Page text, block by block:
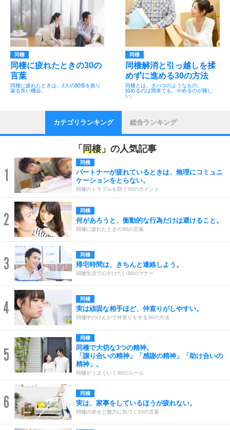
同棲
同棲に疲れたときの30の
言葉
同棲に疲れたときは、2人の関係を振り
返る良い機会。
同棲
同棲解消と引っ越しを揉
めずに進める30の方法
同棲とは、タバコのようなもの。
始めるのは簡単でも、やめるのが難し
い。
カテゴリランキング 総合ランキング
「 同棲」の人気記事
1
同棲
パートナーが疲れているときは、無理にコミュニ
ケーションをとらない。
同棲のトラブルを防ぐ30のポイント
2 同棲
何があろうと、衝動的な行為だけは避けること。
同棲に疲れたときの30の言葉
3 同棲
帰宅時間は、きちんと連絡しよう。
同棲生活で心がけたい30のマナー
4 同棲
実は頑固な相手ほど、仲直りがしやすい。
同棲中のけんかで仲直りをする30の方法
5
同棲
同棲で大切な3つの精神。
「譲り合いの精神」「感謝の精神」「助け合いの
精神」。
同棲がうまくいく30のルール
6 同棲
実は、家事をしているほうが疲れない。
同棲の幸せと魅力に気づく30の言葉